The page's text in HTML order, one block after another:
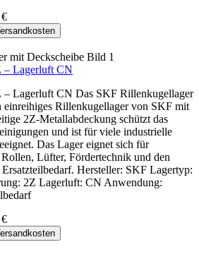
– Lagerluft CN
Lagerluft CN Das SKF Rillenkugellager
Rillenkugellager von SKF mit
2Z-Metallabdeckung schützt das
und ist für viele industrielle
Das Lager eignet sich für
Lüfter, Fördertechnik und den
Hersteller: SKF Lagertyp:
2Z Lagerluft: CN Anwendung: